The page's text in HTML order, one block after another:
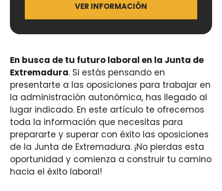
VER INFORMACIÓN
En busca de tu futuro laboral en la Junta de
Extremadura. Si estás pensando en
presentarte a las oposiciones para trabajar en
la administración autonómica, has llegado al
lugar indicado. En este artículo te ofrecemos
toda la información que necesitas para
prepararte y superar con éxito las oposiciones
de la Junta de Extremadura. ¡No pierdas esta
oportunidad y comienza a construir tu camino
hacia el éxito laboral!